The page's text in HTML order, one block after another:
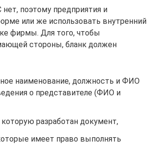
поэтому предприятия и
или же использовать внутренний
фирмы. Для того, чтобы
стороны, бланк должен
наименование, должность и ФИО
о представителе (ФИО и
разработан документ,
имеет право выполнять